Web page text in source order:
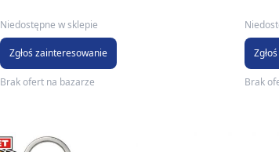
Niedostępne w sklepie
Zgłoś zainteresowanie
Brak ofert na bazarze Brak